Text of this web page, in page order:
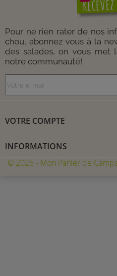
Pour ne rien rater de nos
chou, abonnez vous à la
des salades, on vous met
notre communauté!
VOTRE COMPTE
INFORMATIONS
© 2026 - Mon Panier de